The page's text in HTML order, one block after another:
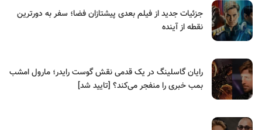
جزئیات جدید از فیلم بعدی پیشتازان فضا؛ سفر به دورترین
نقطه از آینده
رایان گاسلینگ در یک قدمی نقش گوست رایدر؛ مارول امشب
بمب خبری را منفجر می‌کند؟ [تایید شد]